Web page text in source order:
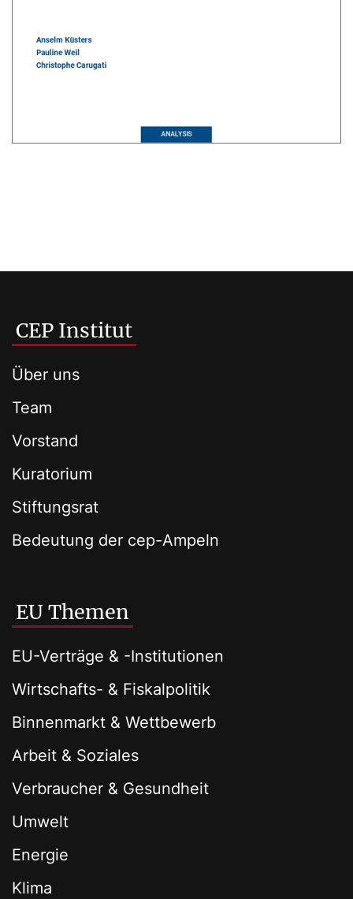
CEP Institut
Über uns
Team
Vorstand
Kuratorium
Stiftungsrat
Bedeutung der cep-Ampeln
EU Themen
EU-Verträge & -Institutionen
Wirtschafts- & Fiskalpolitik
Binnenmarkt & Wettbewerb
Arbeit & Soziales
Verbraucher & Gesundheit
Umwelt
Energie
Klima